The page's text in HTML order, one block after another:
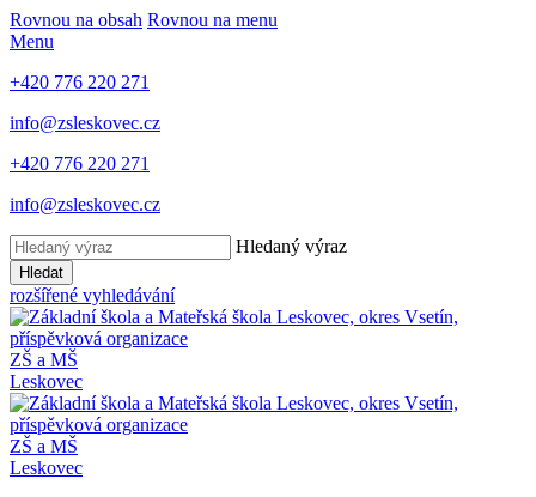
Rovnou na obsah Rovnou na menu
Menu
+420 776 220 271
info@zsleskovec.cz
+420 776 220 271
info@zsleskovec.cz
Hledaný výraz
Hledat
rozšířené vyhledávání
ZŠ a MŠ
Leskovec
ZŠ a MŠ
Leskovec